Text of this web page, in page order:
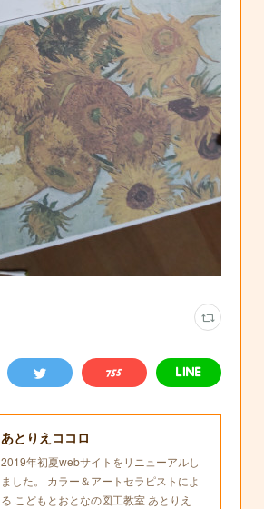
あとりえココロ
2019年初夏webサイトをリニューアルし
ました。 カラー＆アートセラピストによ
る こどもとおとなの図工教室 あとりえ